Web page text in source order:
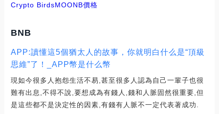
Crypto BirdsMOONB價格
BNB
APP:讀懂這5個猶太人的故事，你就明白什么是“頂級
思維”了！_APP幣是什么幣
現如今很多人抱怨生活不易,甚至很多人認為自己一輩子也很
難有出息,不得不說,要想成為有錢人,錢和人脈固然很重要,但
是這些都不是決定性的因素,有錢有人脈不一定代表著成功.